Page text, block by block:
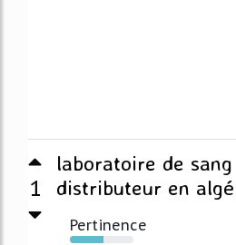
1
laboratoire de
distributeur en
Pertinence